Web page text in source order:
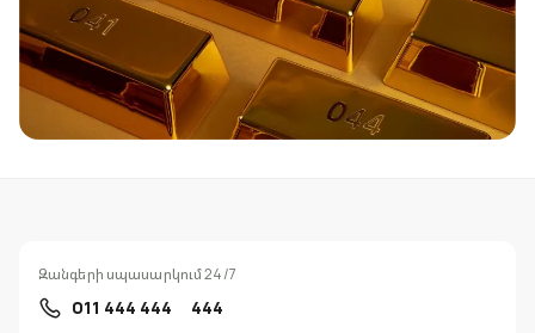
Զանգերի սպասարկում 24/7
011 444 444 444